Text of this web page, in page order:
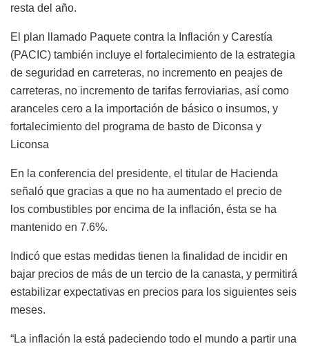
resta del año.
El plan llamado Paquete contra la Inflación y Carestía
(PACIC) también incluye el fortalecimiento de la estrategia
de seguridad en carreteras, no incremento en peajes de
carreteras, no incremento de tarifas ferroviarias, así como
aranceles cero a la importación de básico o insumos, y
fortalecimiento del programa de basto de Diconsa y
Liconsa
En la conferencia del presidente, el titular de Hacienda
señaló que gracias a que no ha aumentado el precio de
los combustibles por encima de la inflación, ésta se ha
mantenido en 7.6%.
Indicó que estas medidas tienen la finalidad de incidir en
bajar precios de más de un tercio de la canasta, y permitirá
estabilizar expectativas en precios para los siguientes seis
meses.
“La inflación la está padeciendo todo el mundo a partir una